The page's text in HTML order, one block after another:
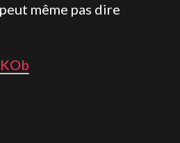
même pas dire